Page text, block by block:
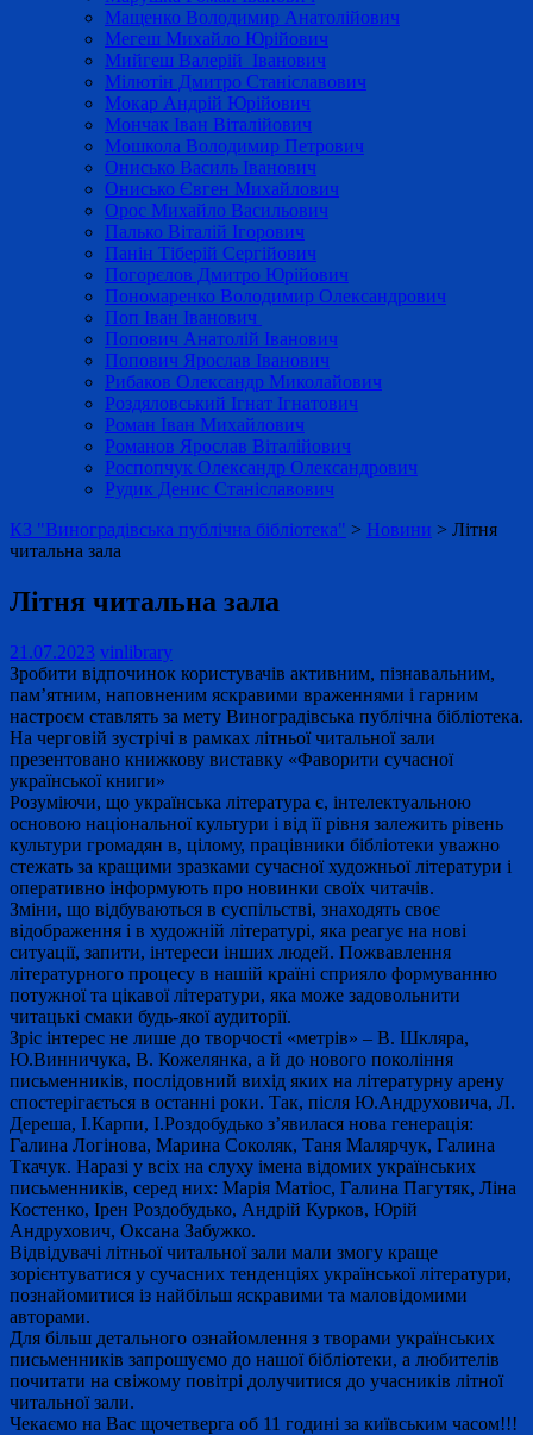
Мащенко Володимир Анатолійович
Мегеш Михайло Юрійович
Мийгеш Валерій Іванович
Мілютін Дмитро Станіславович
Мокар Андрій Юрійович
Мончак Іван Віталійович
Мошкола Володимир Петрович
Онисько Василь Іванович
Онисько Євген Михайлович
Орос Михайло Васильович
Палько Віталій Ігорович
Панін Тіберій Сергійович
Погорєлов Дмитро Юрійович
Пономаренко Володимир Олександрович
Поп Іван Іванович
Попович Анатолій Іванович
Попович Ярослав Іванович
Рибаков Олександр Миколайович
Роздяловський Ігнат Ігнатович
Роман Іван Михайлович
Романов Ярослав Віталійович
Роспопчук Олександр Олександрович
Рудик Денис Станіславович
КЗ "Виноградівська публічна бібліотека" > Новини > Літня
читальна зала
Літня читальна зала
21.07.2023 vinlibrary
Зробити відпочинок користувачів активним, пізнавальним,
пам’ятним, наповненим яскравими враженнями і гарним
настроєм ставлять за мету Виноградівська публічна бібліотека.
На черговій зустрічі в рамках літньої читальної зали
презентовано книжкову виставку «Фаворити сучасної
української книги»
Розуміючи, що українська література є, інтелектуальною
основою національної культури і від її рівня залежить рівень
культури громадян в, цілому, працівники бібліотеки уважно
стежать за кращими зразками сучасної художньої літератури і
оперативно інформують про новинки своїх читачів.
Зміни, що відбуваються в суспільстві, знаходять своє
відображення і в художній літературі, яка реагує на нові
ситуації, запити, інтереси інших людей. Пожвавлення
літературного процесу в нашій країні сприяло формуванню
потужної та цікавої літератури, яка може задовольнити
читацькі смаки будь-якої аудиторії.
Зріс інтерес не лише до творчості «метрів» – В. Шкляра,
Ю.Винничука, В. Кожелянка, а й до нового покоління
письменників, послідовний вихід яких на літературну арену
спостерігається в останні роки. Так, після Ю.Андруховича, Л.
Дереша, І.Карпи, І.Роздобудько з’явилася нова генерація:
Галина Логінова, Марина Соколяк, Таня Малярчук, Галина
Ткачук. Наразі у всіх на слуху імена відомих українських
письменників, серед них: Марія Матіос, Галина Пагутяк, Ліна
Костенко, Ірен Роздобудько, Андрій Курков, Юрій
Андрухович, Оксана Забужко.
Відвідувачі літньої читальної зали мали змогу краще
зорієнтуватися у сучасних тенденціях української літератури,
познайомитися із найбільш яскравими та маловідомими
авторами.
Для більш детального ознайомлення з творами українських
письменників запрошуємо до нашої бібліотеки, а любителів
почитати на свіжому повітрі долучитися до учасників літної
читальної зали.
Чекаємо на Вас щочетверга об 11 годині за київським часом!!!